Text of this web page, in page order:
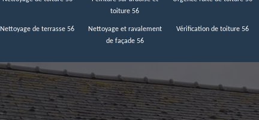
toiture 56
Nettoyage de terrasse 56
Nettoyage et ravalement
de façade 56
Vérification de toiture 56